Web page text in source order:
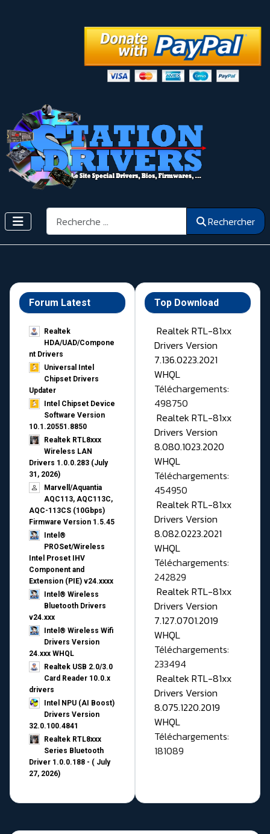
Rechercher Rechercher
Forum Latest
Realtek
HDA/UAD/Compone
nt Drivers
Universal Intel
Chipset Drivers
Updater​
Intel Chipset Device
Software Version
10.1.20551.8850
Realtek RTL8xxx
Wireless LAN
Drivers 1.0.0.283 (July
31, 2026)
Marvell/Aquantia
AQC113, AQC113C,
AQC-113CS (10Gbps)
Firmware Version 1.5.45
Intel®
PROSet/Wireless
Intel Proset IHV
Component and
Extension (PIE) v24.xxxx
Intel® Wireless
Bluetooth Drivers
v24.xxx
Intel® Wireless Wifi
Drivers Version
24.xxx WHQL
Realtek USB 2.0/3.0
Card Reader 10.0.x
drivers
Intel NPU (AI Boost)
Drivers Version
32.0.100.4841
Realtek RTL8xxx
Series Bluetooth
Driver 1.0.0.188 - ( July
27, 2026)
Top Download
Realtek RTL-81xx
Drivers Version
7.136.0223.2021
WHQL
Téléchargements:
498750
Realtek RTL-81xx
Drivers Version
8.080.1023.2020
WHQL
Téléchargements:
454950
Realtek RTL-81xx
Drivers Version
8.082.0223.2021
WHQL
Téléchargements:
242829
Realtek RTL-81xx
Drivers Version
7.127.0701.2019
WHQL
Téléchargements:
233494
Realtek RTL-81xx
Drivers Version
8.075.1220.2019
WHQL
Téléchargements:
181089